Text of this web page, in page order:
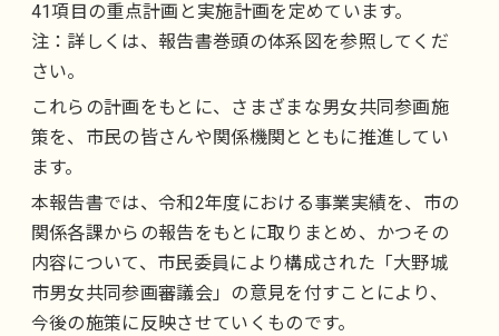
41項目の重点計画と実施計画を定めています。
注：詳しくは、報告書巻頭の体系図を参照してくだ
さい。
これらの計画をもとに、さまざまな男女共同参画施
策を、市民の皆さんや関係機関とともに推進してい
ます。
本報告書では、令和2年度における事業実績を、市の
関係各課からの報告をもとに取りまとめ、かつその
内容について、市民委員により構成された「大野城
市男女共同参画審議会」の意見を付すことにより、
今後の施策に反映させていくものです。